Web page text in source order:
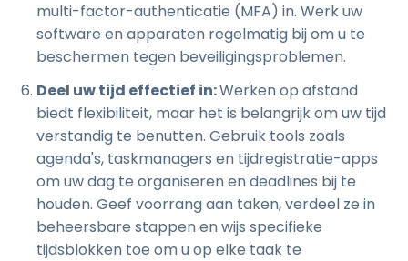
multi-factor-authenticatie (MFA) in. Werk uw
software en apparaten regelmatig bij om u te
beschermen tegen beveiligingsproblemen.
Deel uw tijd effectief in:Werken op afstand
biedt flexibiliteit, maar het is belangrijk om uw tijd
verstandig te benutten. Gebruik tools zoals
agenda's, taskmanagers en tijdregistratie-apps
om uw dag te organiseren en deadlines bij te
houden. Geef voorrang aan taken, verdeel ze in
beheersbare stappen en wijs specifieke
tijdsblokken toe om u op elke taak te